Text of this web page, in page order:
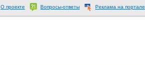
О проекте Вопросы-ответы Реклама на портале